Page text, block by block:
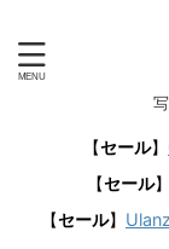
【セール】
【セール】
【セール】